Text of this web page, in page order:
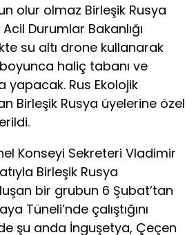
olur olmaz Birleşik Rusya
Durumlar Bakanlığı
su altı drone kullanarak
haliç tabanı ve
yapacak. Rus Ekolojik
Birleşik Rusya üyelerine özel
Konseyi Sekreteri Vladimir
Birleşik Rusya
bir grubun 6 Şubat’tan
Tüneli’nde çalıştığını
şu anda İnguşetya, Çeçen